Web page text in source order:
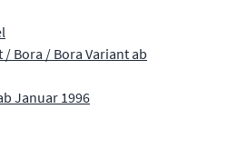
/ Bora / Bora Variant ab
Januar 1996